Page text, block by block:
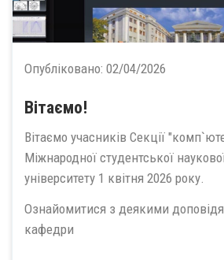
Опубліковано: 02/04/2026
Вітаємо!
Вітаємо учасників Секції
Міжнародної студентської
університету 1 квітня 2026 року.
Ознайомитися з деякими
кафедри